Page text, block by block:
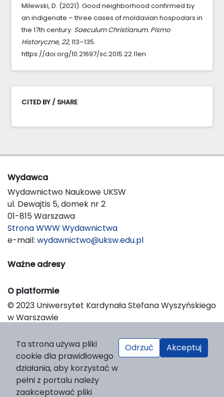
Milewski, D. (2021). Good neighborhood confirmed by
an indigenate – three cases of moldavian hospodars in
the 17th century. Saeculum Christianum. Pismo
Historyczne, 22, 113–135.
https://doi.org/10.21697/sc.2015.22.11en
CITED BY / SHARE
Wydawca
Wydawnictwo Naukowe UKSW
ul. Dewajtis 5, domek nr 2
01-815 Warszawa
Strona WWW Wydawnictwa
e-mail: wydawnictwo@uksw.edu.pl
Ważne adresy
O platformie
© 2023 Uniwersytet Kardynała Stefana Wyszyńskiego
w Warszawie
Platform & Workflow by OJS/PKP
Ta strona używa pliki
cookie dla prawidłowego
działania, aby korzystać w
pełni z portalu należy
zaakceptować pliki
Odrzuć Akceptuj